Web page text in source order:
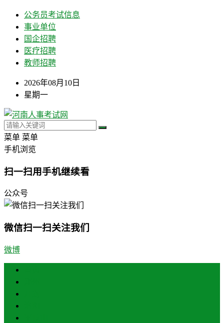
公务员考试信息
事业单位
国企招聘
医疗招聘
教师招聘
2026年08月10日
星期一
菜单 菜单
手机浏览
扫一扫用手机继续看
公众号
微信扫一扫关注我们
微博